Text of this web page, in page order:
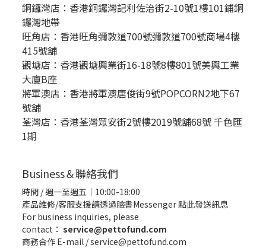
銅鑼灣店： 香港銅鑼灣記利佐治街2-10號1樓101鋪銅
鑼灣地帶
旺角店：香港旺角彌敦道700號彌敦道700號商場4樓
415號舖
觀塘店：香港觀塘興業街16-18號8樓801號美興工業
大廈B座
將軍澳店：香港將軍澳唐俊街9號POPCORN2地下67
號舖
荃灣店：香港荃灣眾安街2號樓2019號舖68號 千色匯
1期
Business＆聯絡我們
時間 / 週一至週五｜10:00-18:00
產品維修/客服支援請透過臉書Messenger點此發送訊息
For business inquiries, please
contact： service@pettofund.com
商務合作 E-mail / service@pettofund.com